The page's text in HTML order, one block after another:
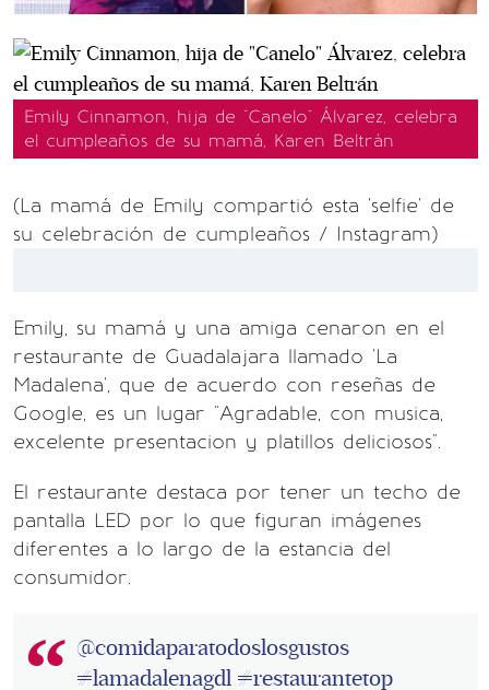
Emily Cinnamon, hija de "Canelo" Álvarez, celebra
el cumpleaños de su mamá, Karen Beltrán
(La mamá de Emily compartió esta 'selfie' de
su celebración de cumpleaños / Instagram)
Emily, su mamá y una amiga cenaron en el
restaurante de Guadalajara llamado 'La
Madalena', que de acuerdo con reseñas de
Google, es un lugar "Agradable, con musica,
excelente presentacion y platillos deliciosos".
El restaurante destaca por tener un techo de
pantalla LED por lo que figuran imágenes
diferentes a lo largo de la estancia del
consumidor.
@comidaparatodoslosgustos
#lamadalenagdl #restaurantetop